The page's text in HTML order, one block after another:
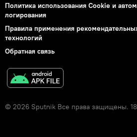
Политика использования Cookie и
логирования
Правила применения
технологий
Обратная связь
© 2026 Sputnik Все права защищены.